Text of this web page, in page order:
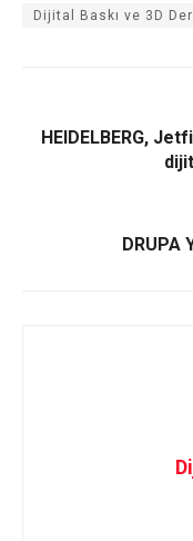
Dijital Baskı ve 3D
HEIDELBERG,
DRUPA